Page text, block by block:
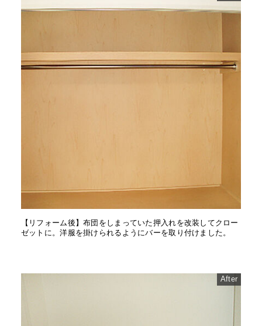
【リフォーム後】布団をしまっていた押入れを改装してクロー
ゼットに。洋服を掛けられるようにバーを取り付けました。
After